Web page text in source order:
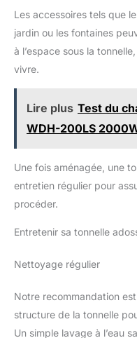
Les accessoires tels que
jardin ou les fontaines
à l’espace sous la
vivre.
Lire plus Test du
WDH-200LS
Une fois aménagée, une
entretien régulier pour
procéder.
Entretenir sa tonnelle
Nettoyage régulier
Notre recommandation
structure de la tonnelle
Un simple lavage à l’eau